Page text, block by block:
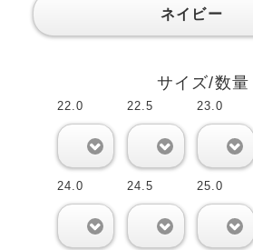
ネイビー
サイズ/数量
22.0 22.5 23.0
24.0 24.5 25.0